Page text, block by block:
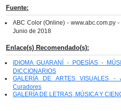
Fuente:
ABC Color (Online) - www.abc.com.py
Junio de 2018
Enlace(s) Recomendado(s):
IDIOMA GUARANÍ - POESÍAS -
DICCIONARIOS
GALERÍA DE ARTES VISUALES -
Curadores
GALERÍA DE LETRAS, MÚSICA Y